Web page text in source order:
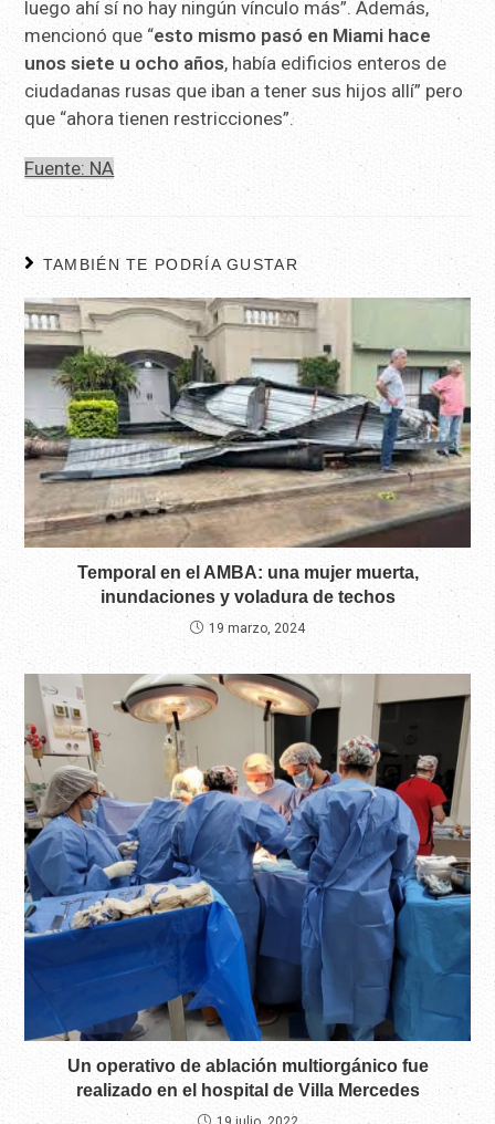
luego ahí sí no hay ningún vínculo más”. Además,
mencionó que “esto mismo pasó en Miami hace
unos siete u ocho años, había edificios enteros de
ciudadanas rusas que iban a tener sus hijos allí” pero
que “ahora tienen restricciones”.
Fuente: NA
TAMBIÉN TE PODRÍA GUSTAR
Temporal en el AMBA: una mujer muerta,
inundaciones y voladura de techos
19 marzo, 2024
Un operativo de ablación multiorgánico fue
realizado en el hospital de Villa Mercedes